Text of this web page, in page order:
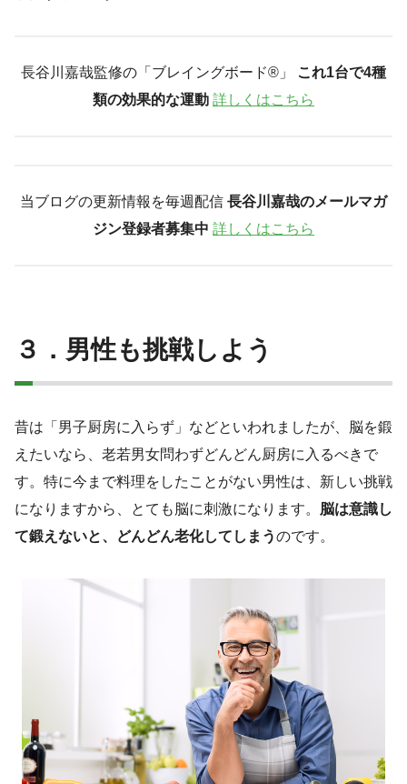
長谷川嘉哉監修の「ブレイングボード®︎」
これ1台で4種
類の効果的な運動 詳しくはこちら
当ブログの更新情報を毎週配信 長谷川嘉哉のメールマガ
ジン登録者募集中 詳しくはこちら
３．男性も挑戦しよう
昔は「男子厨房に入らず」などといわれましたが、脳を鍛
えたいなら、老若男女問わずどんどん厨房に入るべきで
す。特に今まで料理をしたことがない男性は、新しい挑戦
になりますから、とても脳に刺激になります。 脳は意識し
て鍛えないと、どんどん老化してしまうのです。